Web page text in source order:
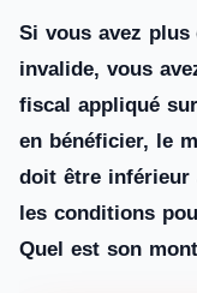
Si vous avez plus
invalide, vous
fiscal appliqué
en bénéficier, le
doit être inférieur
les conditions
Quel est son